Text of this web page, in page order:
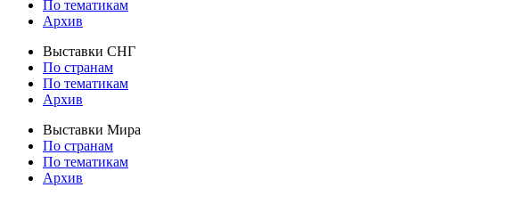
По тематикам
Архив
Выставки СНГ
По странам
По тематикам
Архив
Выставки Мира
По странам
По тематикам
Архив